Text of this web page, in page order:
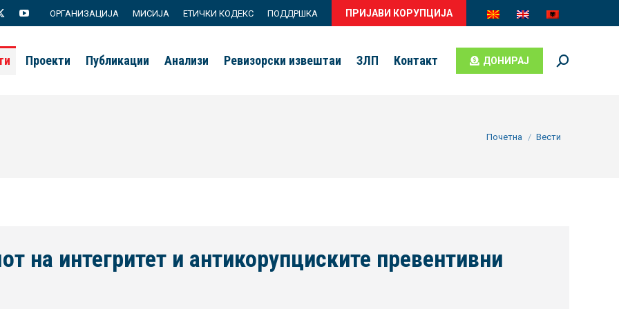
YouTube
opens
ОРГАНИЗАЦИЈА МИСИЈА ЕТИЧКИ КОДЕКС ПОДДРШКА ПРИЈАВИ КОРУПЦИЈА
Проекти Публикации Анализи Ревизорски извештаи ЗЛП Контакт ДОНИРАЈ Search:
You are here:
Почетна Вести
на интегритет и антикорупциските превентивни